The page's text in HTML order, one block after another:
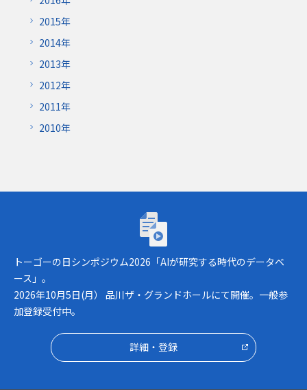
2015年
2014年
2013年
2012年
2011年
2010年
トーゴーの日シンポジウム2026「AIが研究
トーゴーの日シンポジウム2026「AIが研究する時代のデータベ
ース」。
2026年10月5日(月） 品川ザ・グランドホールにて開催。一般参
加登録受付中。
詳細・登録